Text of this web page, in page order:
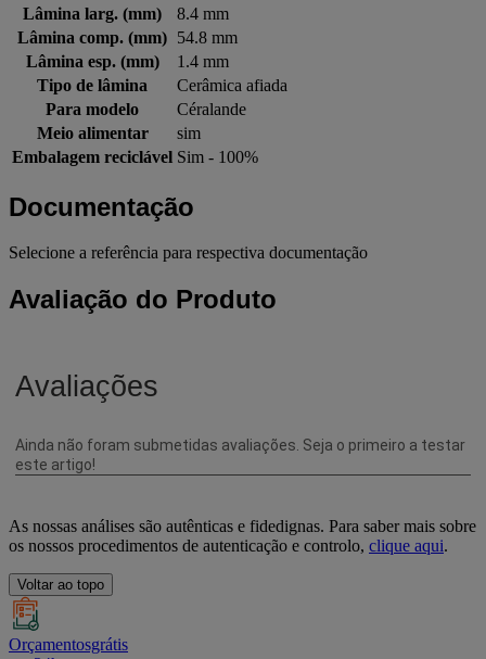
Lâmina larg. (mm)
8.4 mm
Lâmina comp. (mm) 54.8 mm
Lâmina esp. (mm)
1.4 mm
Tipo de lâmina
Cerâmica afiada
Para modelo
Céralande
Meio alimentar
sim
Embalagem reciclável Sim - 100%
Documentação
Selecione a referência para respectiva documentação
Avaliação do Produto
As nossas análises são autênticas e fidedignas. Para saber mais sobre
os nossos procedimentos de autenticação e controlo, clique aqui.
Voltar ao topo
Orçamentosgrátis